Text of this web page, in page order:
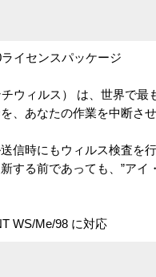
イセンスパッケージ
ウィルス） は、世界で
、あなたの作業を中断さ
信時にもウィルス検査を
する前であっても、”ア
WS/Me/98 に対応